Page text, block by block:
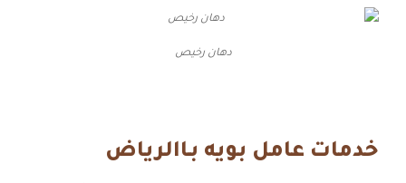
دهان رخيص
خدمات عامل بويه بـاالرياض